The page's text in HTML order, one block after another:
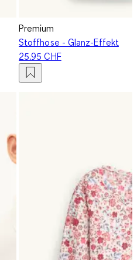
Premium
Stoffhose - Glanz-Effekt
25.95 CHF